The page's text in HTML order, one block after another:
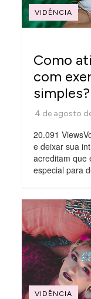
VIDÊNCIA
Como
com
simples?
20.091
e deixar sua
acreditam que
especial para
VIDÊNCIA